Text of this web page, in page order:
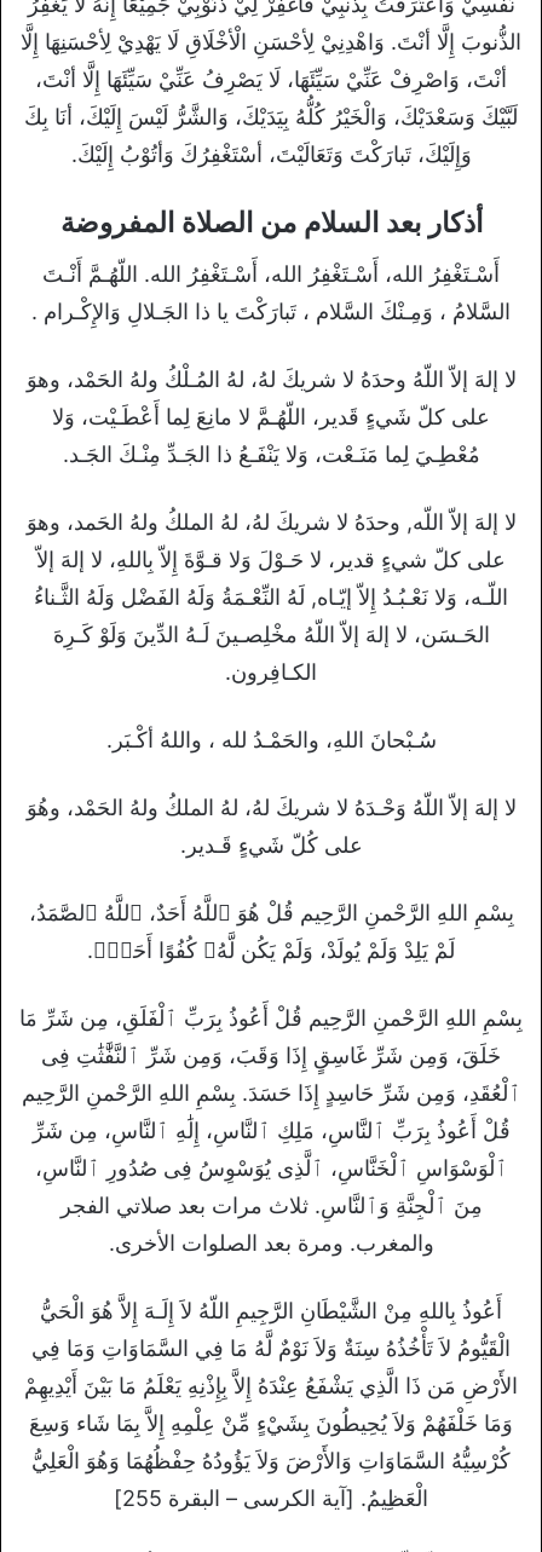
الذُّنوبَ إِلَّا أنْتَ. وَاهْدِنِيْ لِأحْسَنِ الْأخْلَاقِ لَا يَهْدِيْ لِأحْسَنِهَا إِلَّا
أنْتَ، وَاصْرِفْ عَنِّيْ سَيِّئَهَا، لَا يَصْرِفُ عَنِّيْ سَيِّئَهَا إِلَّا أنْتَ،
لَبَّيْكَ وَسَعْدَيْكَ، وَالْخَيْرُ كُلُّهُ بِيَدَيْكَ، وَالشَّرُّ لَيْسَ إِلَيْكَ، أنَا بِكَ
وَإِلَيْكَ، تَبارَكْتَ وَتَعَالَيْتَ، أسْتَغْفِرُكَ وَأتُوْبُ إِلَيْكَ.
أذكار بعد السلام من الصلاة المفروضة
أَسْـتَغْفِرُ الله، أَسْـتَغْفِرُ الله، أَسْـتَغْفِرُ الله. اللّهُـمَّ أَنْـتَ
السَّلامُ ، وَمِـنْكَ السَّلام ، تَبارَكْتَ يا ذا الجَـلالِ وَالإِكْـرام .
لا إلهَ إلاّ اللّهُ وحدَهُ لا شريكَ لهُ، لهُ المُـلْكُ ولهُ الحَمْد، وهوَ
على كلّ شَيءٍ قَدير، اللّهُـمَّ لا مانِعَ لِما أَعْطَـيْت، وَلا
مُعْطِـيَ لِما مَنَـعْت، وَلا يَنْفَـعُ ذا الجَـدِّ مِنْـكَ الجَـد.
لا إلهَ إلاّ اللّه, وحدَهُ لا شريكَ لهُ، لهُ الملكُ ولهُ الحَمد، وهوَ
على كلّ شيءٍ قدير، لا حَـوْلَ وَلا قـوَّةَ إِلاّ بِاللهِ، لا إلهَ إلاّ
اللّـه، وَلا نَعْـبُـدُ إِلاّ إيّـاه, لَهُ النِّعْـمَةُ وَلَهُ الفَضْل وَلَهُ الثَّـناءُ
الحَـسَن، لا إلهَ إلاّ اللّهُ مخْلِصـينَ لَـهُ الدِّينَ وَلَوْ كَـرِهَ
الكـافِرون.
سُـبْحانَ اللهِ، والحَمْـدُ لله ، واللهُ أكْـبَر.
لا إلهَ إلاّ اللّهُ وَحْـدَهُ لا شريكَ لهُ، لهُ الملكُ ولهُ الحَمْد، وهُوَ
على كُلّ شَيءٍ قَـدير.
بِسْمِ اللهِ الرَّحْمنِ الرَّحِيم قُلْ هُوَ ٱللَّهُ أَحَدٌ، ٱللَّهُ ٱلصَّمَدُ،
لَمْ يَلِدْ وَلَمْ يُولَدْ، وَلَمْ يَكُن لَّهُۥ كُفُوًا أَحَدٌۢ.
بِسْمِ اللهِ الرَّحْمنِ الرَّحِيم قُلْ أَعُوذُ بِرَبِّ ٱلْفَلَقِ، مِن شَرِّ مَا
خَلَقَ، وَمِن شَرِّ غَاسِقٍ إِذَا وَقَبَ، وَمِن شَرِّ ٱلنَّفَّٰثَٰتِ فِى
ٱلْعُقَدِ، وَمِن شَرِّ حَاسِدٍ إِذَا حَسَدَ. بِسْمِ اللهِ الرَّحْمنِ الرَّحِيم
قُلْ أَعُوذُ بِرَبِّ ٱلنَّاسِ، مَلِكِ ٱلنَّاسِ، إِلَٰهِ ٱلنَّاسِ، مِن شَرِّ
ٱلْوَسْوَاسِ ٱلْخَنَّاسِ، ٱلَّذِى يُوَسْوِسُ فِى صُدُورِ ٱلنَّاسِ،
مِنَ ٱلْجِنَّةِ وَٱلنَّاسِ. ثلاث مرات بعد صلاتي الفجر
والمغرب. ومرة بعد الصلوات الأخرى.
أَعُوذُ بِاللهِ مِنْ الشَّيْطَانِ الرَّجِيمِ اللّهُ لاَ إِلَـهَ إِلاَّ هُوَ الْحَيُّ
الْقَيُّومُ لاَ تَأْخُذُهُ سِنَةٌ وَلاَ نَوْمٌ لَّهُ مَا فِي السَّمَاوَاتِ وَمَا فِي
الأَرْضِ مَن ذَا الَّذِي يَشْفَعُ عِنْدَهُ إِلاَّ بِإِذْنِهِ يَعْلَمُ مَا بَيْنَ أَيْدِيهِمْ
وَمَا خَلْفَهُمْ وَلاَ يُحِيطُونَ بِشَيْءٍ مِّنْ عِلْمِهِ إِلاَّ بِمَا شَاء وَسِعَ
كُرْسِيُّهُ السَّمَاوَاتِ وَالأَرْضَ وَلاَ يَؤُودُهُ حِفْظُهُمَا وَهُوَ الْعَلِيُّ
الْعَظِيمُ. [آية الكرسى – البقرة 255]